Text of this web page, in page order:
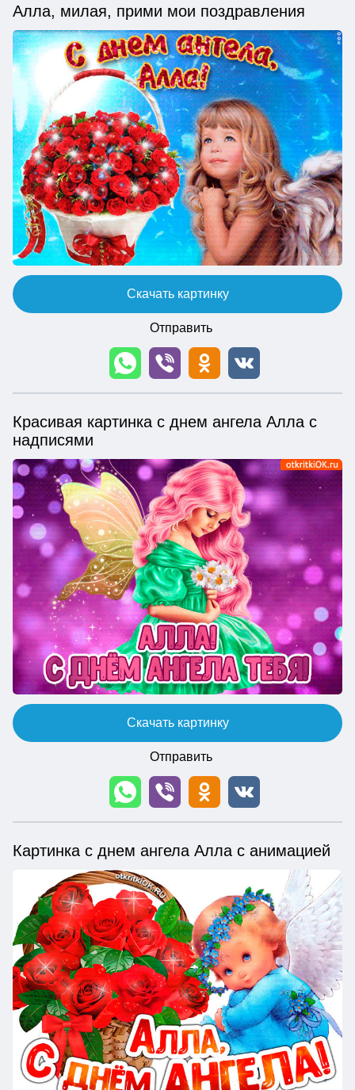
Алла, милая, прими мои поздравления
Скачать картинку
Отправить
Красивая картинка с днем ангела Алла с
надписями
Скачать картинку
Отправить
Картинка с днем ангела Алла с анимацией